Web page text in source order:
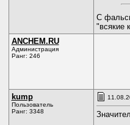
С
"всякие
ANCHEM.RU
Администрация
Ранг: 246
kump
Пользователь
Ранг: 3348